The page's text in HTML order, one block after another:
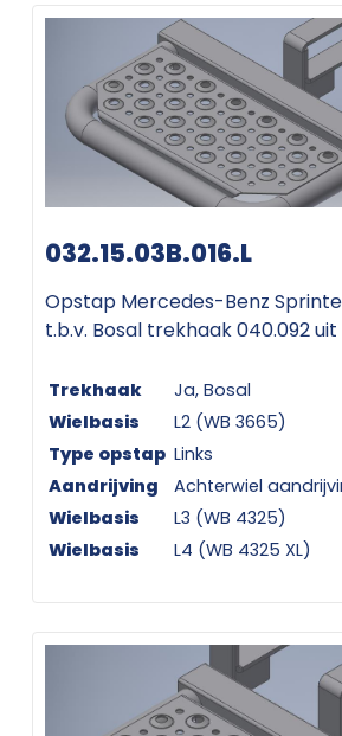
032.15.03B.016.L
Opstap Mercedes-Benz
t.b.v. Bosal trekhaak 040.092 uit
Trekhaak
Ja, Bosal
Wielbasis
L2 (WB 3665)
Type opstap Links
Aandrijving
Achterwiel
Wielbasis
L3 (WB 4325)
Wielbasis
L4 (WB 4325 XL)